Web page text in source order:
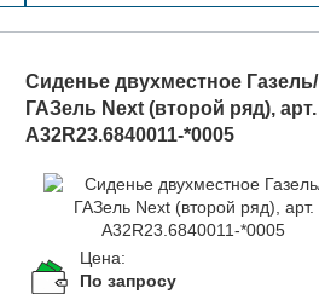
Сиденье двухместное Газель/
ГАЗель Next (второй ряд), арт.
А32R23.6840011-*0005
Цена:
По запросу